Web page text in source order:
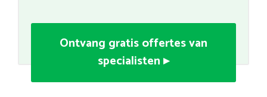
Ontvang gratis offertes van
specialisten ▸